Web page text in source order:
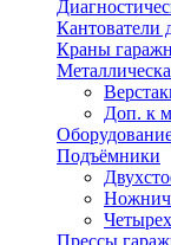
Кантователи
Краны
Доп. к
Подъёмники
Прессы